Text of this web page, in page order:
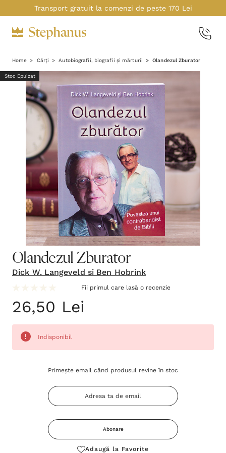
Transport gratuit la comenzi de peste 170 Lei
Home Cărți Autobiografii, biografii și mărturii Olandezul Zburator
Stoc Epuizat
Olandezul Zburator
Dick W. Langeveld si Ben Hobrink
Fii primul care lasă o recenzie
26,50 Lei
Indisponibil
Primește email când produsul revine în stoc
Abonare
Adaugă la Favorite